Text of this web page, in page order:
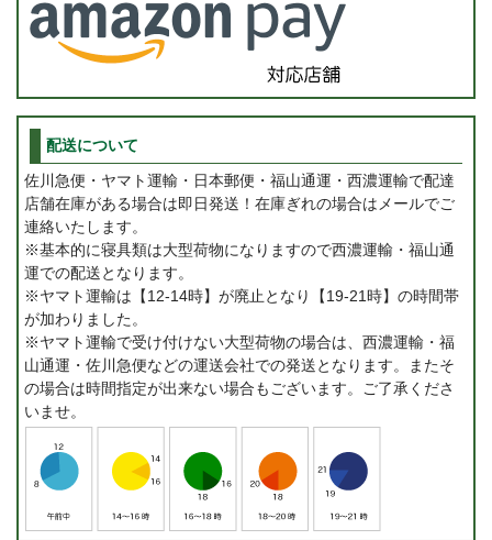
配送について
佐川急便・ヤマト運輸・日本郵便・福山通運・西濃運輸で配達
店舗在庫がある場合は即日発送！在庫ぎれの場合はメールでご
連絡いたします。
※基本的に寝具類は大型荷物になりますので西濃運輸・福山通
運での配送となります。
※ヤマト運輸は【12-14時】が廃止となり【19-21時】の時間帯
が加わりました。
※ヤマト運輸で受け付けない大型荷物の場合は、西濃運輸・福
山通運・佐川急便などの運送会社での発送となります。またそ
の場合は時間指定が出来ない場合もございます。ご了承くださ
いませ。